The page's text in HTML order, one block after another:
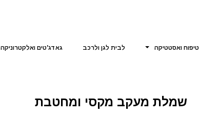
טיפוח ואסטטיקה לבית לגן ולרכב גאדג'טים ואלקטרוניקה
שמלת מעקב מקסי ומחטבת